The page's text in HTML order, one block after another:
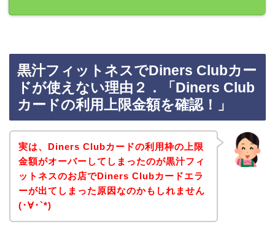
黒汁フィットネスでDiners Clubカー
ドが使えない理由２．「Diners Club
カードの利用上限金額を確認！」
実は、Diners Clubカードの利用枠の上限
金額がオーバーしてしまったのが黒汁フィ
ットネスのお店でDiners Clubカードエラ
ーが出てしまった原因なのかもしれません
(･∀･`*)